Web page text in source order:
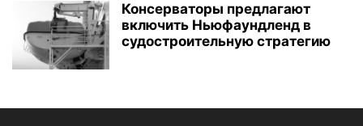
Консерваторы предлагают
включить Ньюфаундленд в
судостроительную стратегию